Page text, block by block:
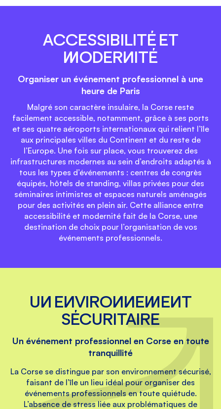
ACCESSIBILITÉ ET
MODERNITÉ
Organiser un événement professionnel à une
heure de Paris
Malgré son caractère insulaire, la Corse reste
facilement accessible, notamment, grâce à ses ports
et ses quatre aéroports internationaux qui relient l’île
aux principales villes du Continent et du reste de
l’Europe. Une fois sur place, vous trouverez des
infrastructures modernes au sein d’endroits adaptés à
tous les types d’événements : centres de congrès
équipés, hôtels de standing, villas privées pour des
séminaires intimistes et espaces naturels aménagés
pour des activités en plein air. Cette alliance entre
accessibilité et modernité fait de la Corse, une
destination de choix pour l’organisation de vos
événements professionnels.
UN ENVIRONNEMENT
SÉCURITAIRE
Un événement professionnel en Corse en toute
tranquillité
La Corse se distingue par son environnement sécurisé,
faisant de l’île un lieu idéal pour organiser des
événements professionnels en toute quiétude.
L’absence de stress liée aux problématiques de